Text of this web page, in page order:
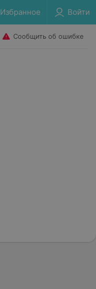
Избранное Войти
Сообщить об ошибке